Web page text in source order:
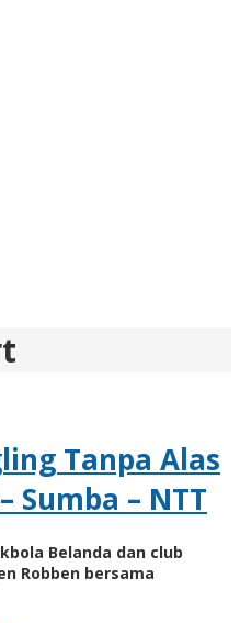
Tanpa Alas
Sumba – NTT
Belanda dan club
Robben bersama